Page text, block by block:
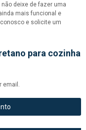
não deixe de fazer uma
mais funcional e
e solicite um
para cozinha
email.